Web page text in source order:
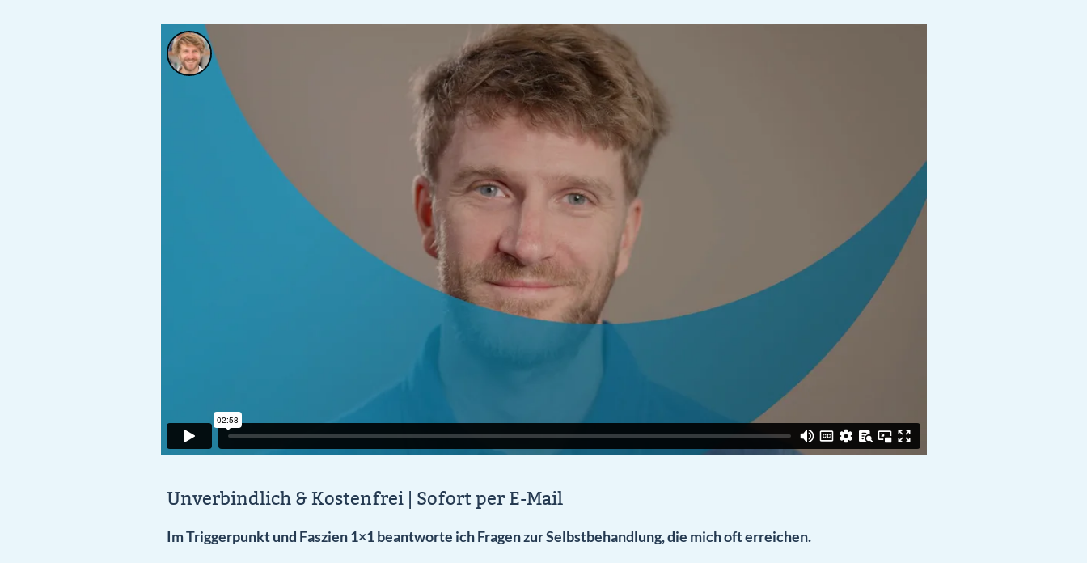
Unverbindlich & Kostenfrei | Sofort per E-Mail
Im Triggerpunkt und Faszien 1×1 beantworte ich Fragen zur Selbstbehandlung, die mich oft erreichen.